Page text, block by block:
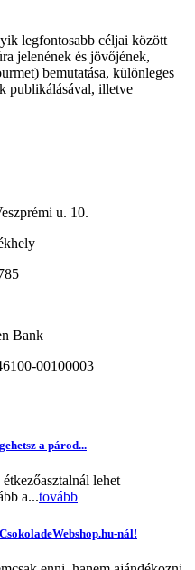
legfontosabb céljai között
jelenének és jövőjének,
bemutatása, különleges
publikálásával, illetve
u. 10.
Bank
00100003
a párod...
lehet
a...tovább
nál!